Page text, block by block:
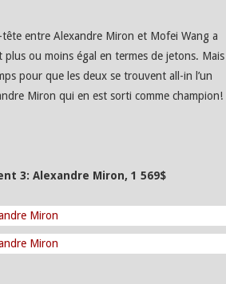
entre Alexandre Miron et Mofei Wang a
plus ou moins égal en termes de jetons. Mais
pour que les deux se trouvent all-in l’un
Miron qui en est sorti comme champion!
3: Alexandre Miron, 1 569$